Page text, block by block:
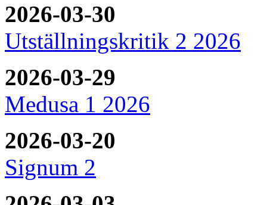
2026-03-30
Utställningskritik 2 2026
2026-03-29
Medusa 1 2026
2026-03-20
Signum 2